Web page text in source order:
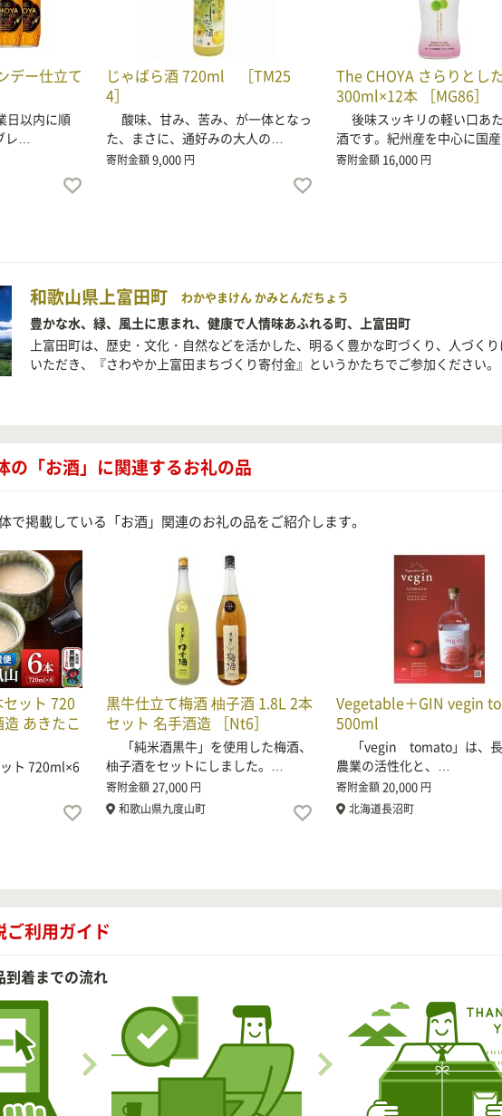
デー仕立て
日以内に順
レ…
じゃばら酒 720ml ［TM25
4］
酸味、甘み、苦み、が一体となっ
た、まさに、通好みの大人の…
寄附金額9,000 円
The CHOYA さらりとし
300ml×12本 ［MG86］
後味スッキリの軽い口あ
酒です。紀州産を中心に国
寄附金額 16,000 円
和歌山県上富田町 わかやまけん かみとんだちょう
豊かな水、緑、風土に恵まれ、健康で人情味あふれる町、上富田町
上富田町は、歴史・文化・自然などを活かした、明るく豊かな町づくり、人づく
いただき、『さわやか上富田まちづくり寄付金』というかたちでご参加ください。
の「お酒」に関連するお礼の品
で掲載している「お酒」関連のお礼の品をご紹介します。
ット 720
あきたこ
ト 720ml×6
黒牛仕立て梅酒 柚子酒 1.8L 2本
セット 名手酒造 ［Nt6］
「純米酒黒牛」を使用した梅酒、
柚子酒をセットにしました。…
寄附金額27,000 円
和歌山県九度山町
Vegetable＋GIN vegin
500ml
「vegin tomato」は、長
農業の活性化と、…
寄附金額20,000 円
北海道長沼町
利用ガイド
到着までの流れ